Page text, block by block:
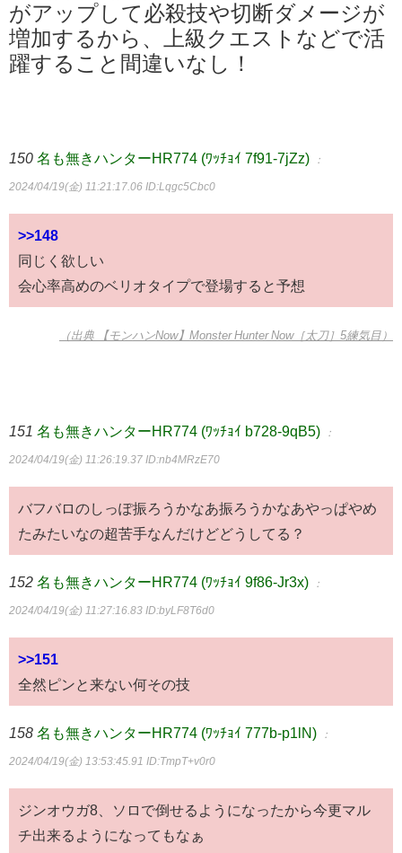
がアップして必殺技や切断ダメージが
増加するから、上級クエストなどで活
躍すること間違いなし！
150 名も無きハンターHR774 (ﾜｯﾁｮｲ 7f91-7jZz) ：
2024/04/19(金) 11:21:17.06 ID:Lqgc5Cbc0
>>148
同じく欲しい
会心率高めのベリオタイプで登場すると予想
（出典 【モンハンNow】Monster Hunter Now［太刀］5練気目）
151 名も無きハンターHR774 (ﾜｯﾁｮｲ b728-9qB5) ：
2024/04/19(金) 11:26:19.37 ID:nb4MRzE70
バフバロのしっぽ振ろうかなあ振ろうかなあやっぱやめ
たみたいなの超苦手なんだけどどうしてる？
152 名も無きハンターHR774 (ﾜｯﾁｮｲ 9f86-Jr3x) ：
2024/04/19(金) 11:27:16.83 ID:byLF8T6d0
>>151
全然ピンと来ない何その技
158 名も無きハンターHR774 (ﾜｯﾁｮｲ 777b-p1lN) ：
2024/04/19(金) 13:53:45.91 ID:TmpT+v0r0
ジンオウガ8、ソロで倒せるようになったから今更マル
チ出来るようになってもなぁ